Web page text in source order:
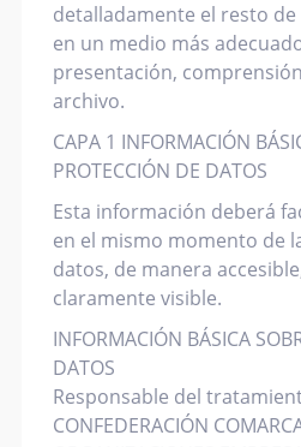
detalladamente el resto
en un medio más
presentación,
archivo.
CAPA 1 INFORMACIÓN
PROTECCIÓN DE DATOS
Esta información deberá
en el mismo momento de
datos, de manera
claramente visible.
INFORMACIÓN BÁSICA
DATOS
Responsable del
CONFEDERACIÓN